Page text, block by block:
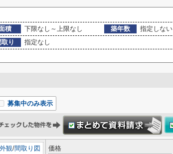
積 下限なし～上限なし 築年数
指定しない
取り
指定なし
募集中のみ表示
外観/間取り図
価格